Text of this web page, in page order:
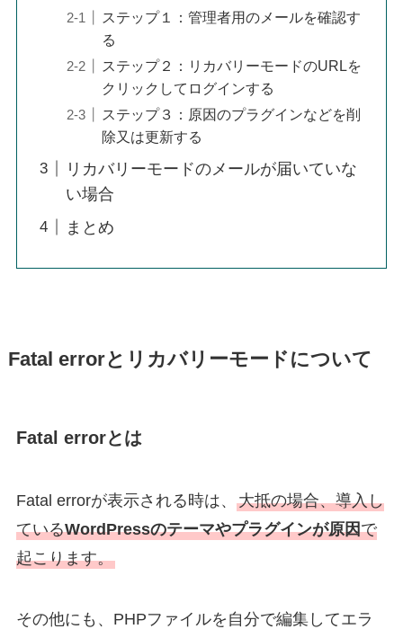
ステップ１：管理者用のメールを確認す
る
ステップ２：リカバリーモードのURLを
クリックしてログインする
ステップ３：原因のプラグインなどを削
除又は更新する
リカバリーモードのメールが届いていな
い場合
まとめ
Fatal errorとリカバリーモードについて
Fatal errorとは
Fatal errorが表示される時は、 大抵の場合、導入し
ているWordPressのテーマやプラグインが原因で
起こります。
その他にも、PHPファイルを自分で編集してエラ